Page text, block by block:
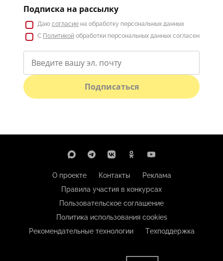
Подписка на рассылку
Даю согласие на обработку персональных данных
С Политикой обработки персональных данных согласен
Подписаться
О проекте Контакты
Реклама
Правила участия в конкурсах
Пользовательское соглашение
Политика использования cookies
Рекомендательные технологии
Техподдержка